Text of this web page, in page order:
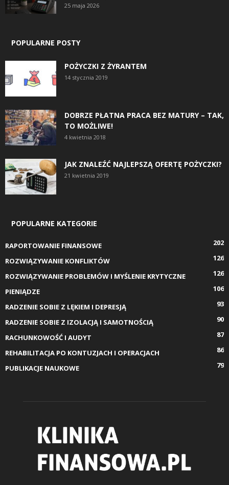
25 maja 2026
POPULARNE POSTY
POŻYCZKI Z ŻYRANTEM
14 stycznia 2019
DOBRZE PŁATNA PRACA BEZ MATURY – TAK,
TO MOŻLIWE!
4 kwietnia 2018
JAK ZNALEŹĆ NAJLEPSZĄ OFERTĘ POŻYCZKI?
21 kwietnia 2019
POPULARNE KATEGORIE
RAPORTOWANIE FINANSOWE
202
ROZWIĄZYWANIE KONFLIKTÓW
126
ROZWIĄZYWANIE PROBLEMÓW I MYŚLENIE KRYTYCZNE
126
PIENIĄDZE
106
RADZENIE SOBIE Z LĘKIEM I DEPRESJĄ
93
RADZENIE SOBIE Z IZOLACJĄ I SAMOTNOŚCIĄ
90
RACHUNKOWOŚĆ I AUDYT
87
REHABILITACJA PO KONTUZJACH I OPERACJACH
86
PUBLIKACJE NAUKOWE
79